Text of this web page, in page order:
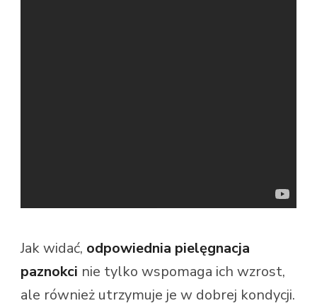
Jak widać, odpowiednia pielęgnacja
paznokci nie tylko wspomaga ich wzrost,
ale również utrzymuje je w dobrej kondycji.